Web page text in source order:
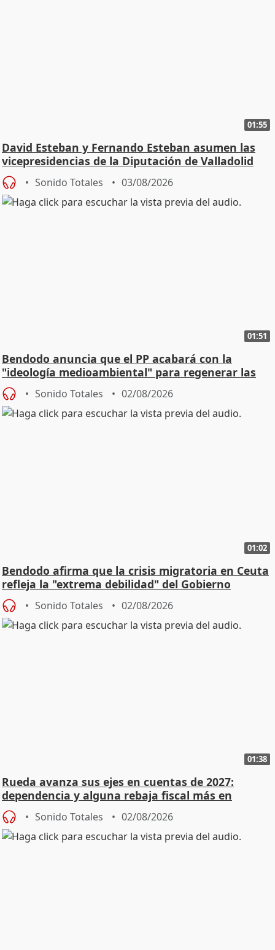
01:55
David Esteban y Fernando Esteban asumen las
vicepresidencias de la Diputación de Valladolid
Sonido Totales 03/08/2026
01:51
Bendodo anuncia que el PP acabará con la
"ideología medioambiental" para regenerar las
playas
Sonido Totales 02/08/2026
01:02
Bendodo afirma que la crisis migratoria en Ceuta
refleja la "extrema debilidad" del Gobierno
Sonido Totales 02/08/2026
01:38
Rueda avanza sus ejes en cuentas de 2027:
dependencia y alguna rebaja fiscal más en
vivienda
Sonido Totales 02/08/2026